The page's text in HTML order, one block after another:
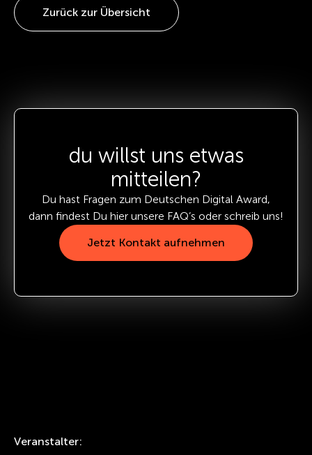
Zurück zur Übersicht
du willst uns etwas
mitteilen?
Du hast Fragen zum Deutschen Digital Award,
dann findest Du hier unsere FAQ’s oder schreib uns!
Jetzt Kontakt aufnehmen
Veranstalter: